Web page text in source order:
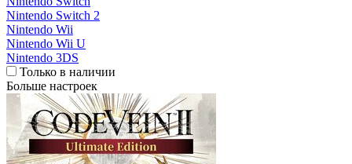
Nintendo Switch 2
Nintendo Wii
Nintendo Wii U
Nintendo 3DS
Только в наличии
Больше настроек